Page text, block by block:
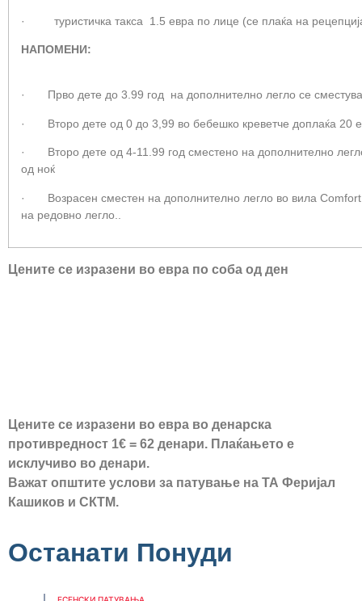
· туристичка такса 1.5 евра по лице (се плаќа на
· Прво дете до 3.99 год на дополнително легло се
· Второ дете од 0 до 3,99 во бебешко креветче доплаќа 20
· Второ дете од 4-11.99 год сместено на дополнително
од ноќ
· Возрасен сместен на дополнително легло во вила
на редовно легло..
Цените се изразени во евра по соба од ден
Цените се изразени во евра во денарска
противредност 1€ = 62 денари. Плаќањето е
исклучиво во денари.
Важат општите услови за патување на ТА Феријал
Кашиков и СКТМ.
Останати Понуди